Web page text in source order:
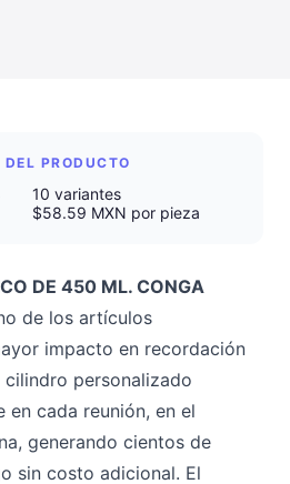
PRODUCTO
10 variantes
$58.59 MXN por pieza
DE 450 ML. CONGA
de los artículos
impacto en recordación
personalizado
en cada reunión, en el
generando cientos de
sin costo adicional. El